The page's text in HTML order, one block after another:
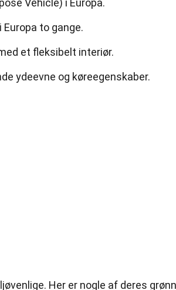
Vehicle) i Europa.
Europa to gange.
et fleksibelt interiør.
ydeevne og køreegenskaber.
Her er nogle af deres